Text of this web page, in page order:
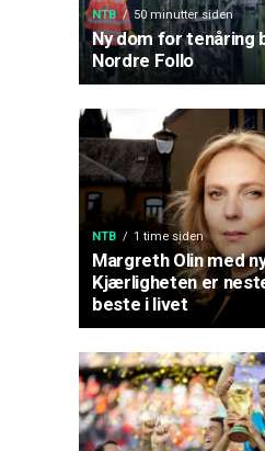
NTB 50 minutter siden
Ny dom for tenåring
Nordre Follo
NTB 1 time siden
Margreth Olin med
Kjærligheten er
beste i livet